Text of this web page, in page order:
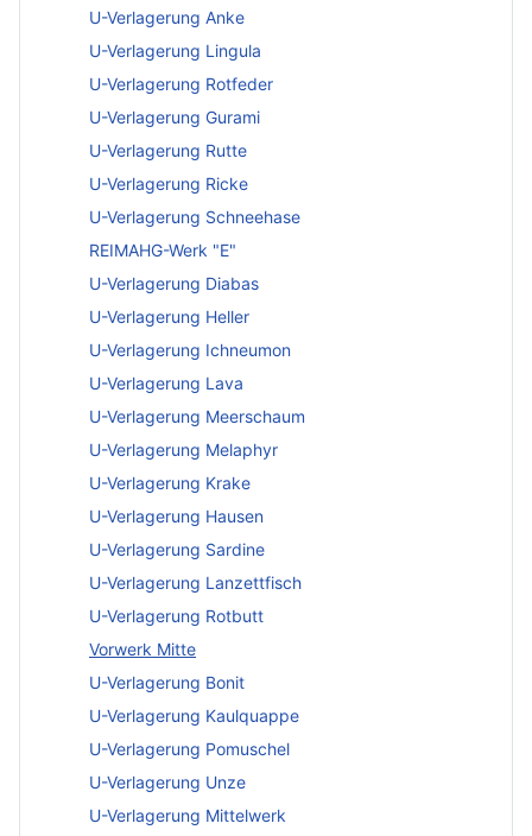
U-Verlagerung Anke
U-Verlagerung Lingula
U-Verlagerung Rotfeder
U-Verlagerung Gurami
U-Verlagerung Rutte
U-Verlagerung Ricke
U-Verlagerung Schneehase
REIMAHG-Werk "E"
U-Verlagerung Diabas
U-Verlagerung Heller
U-Verlagerung Ichneumon
U-Verlagerung Lava
U-Verlagerung Meerschaum
U-Verlagerung Melaphyr
U-Verlagerung Krake
U-Verlagerung Hausen
U-Verlagerung Sardine
U-Verlagerung Lanzettfisch
U-Verlagerung Rotbutt
Vorwerk Mitte
U-Verlagerung Bonit
U-Verlagerung Kaulquappe
U-Verlagerung Pomuschel
U-Verlagerung Unze
U-Verlagerung Mittelwerk